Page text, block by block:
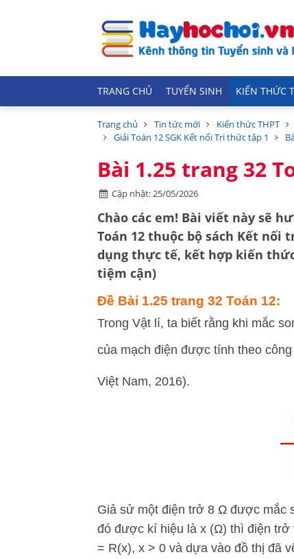
TRANG CHỦ TUYỂN SINH KIẾN THỨC
Trang chủ Tin tức mới Kiến thức THPT
Giải Toán 12 SGK Kết nối Tri thức tập 1
Bài 1.25 trang 32
Cập nhật: 25/05/2026
Chào các em! Bài viết này sẽ
Toán 12 thuộc bộ sách Kết nối
dụng thực tế, kết hợp kiến
tiệm cận)
Đề Bài 1.25 trang 32 Toán 12:
Trong Vật lí, ta biết rằng khi mắc
của mạch điện được tính theo
Việt Nam, 2016).
Giả sử một điện trở 8 Ω được mắc
đó được kí hiệu là x (Ω) thì điện
= R(x), x > 0 và dựa vào đồ thị đã